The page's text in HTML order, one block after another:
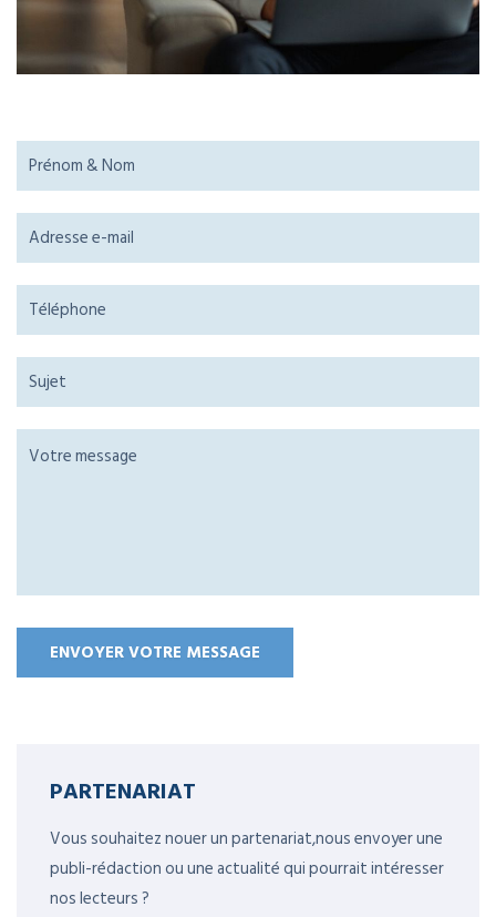
PARTENARIAT
Vous souhaitez nouer un partenariat,nous envoyer une
publi-rédaction ou une actualité qui pourrait intéresser
nos lecteurs ?